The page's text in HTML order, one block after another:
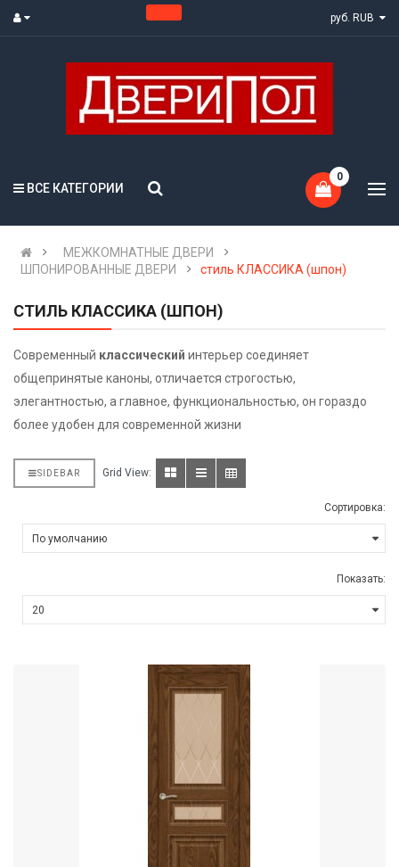
ВСЕ КАТЕГОРИИ
0
МЕЖКОМНАТНЫЕ ДВЕРИ
ШПОНИРОВАННЫЕ ДВЕРИ
стиль КЛАССИКА (шпон)
СТИЛЬ КЛАССИКА (ШПОН)
Современный классический интерьер соединяет
общепринятые каноны, отличается строгостью,
элегантностью, а главное, функциональностью, он гораздо
более удобен для современной жизни
SIDEBAR Grid View:
Сортировка:
Показать: